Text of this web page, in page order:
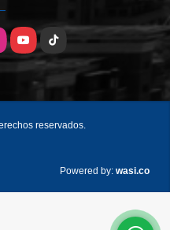
YouTubeTikTok
reservados.
Powered by: wasi.co